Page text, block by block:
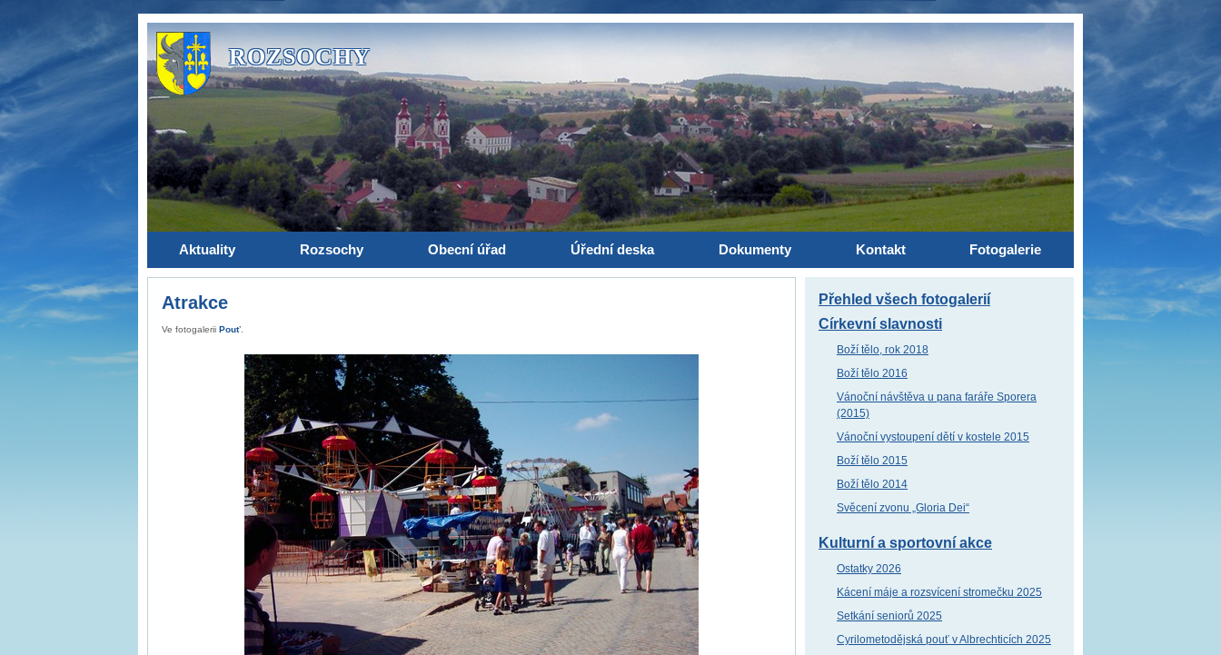
ROZSOCHY
Aktuality Rozsochy Obecní úřad Úřední deska Dokumenty Kontakt Fotogalerie
Atrakce
Ve fotogalerii Pouť
Přehled všech fotogalerií
Církevní slavnosti
Boží tělo, rok 2018
Boží tělo 2016
Vánoční návštěva u pana faráře Sporera
(2015)
Vánoční vystoupení dětí v kostele 2015
Boží tělo 2015
Boží tělo 2014
Svěcení zvonu „Gloria Dei“
Kulturní a sportovní akce
Ostatky 2026
Kácení máje a rozsvícení stromečku 2025
Setkání seniorů 2025
Cyrilometodějská pouť v Albrechticích 2025